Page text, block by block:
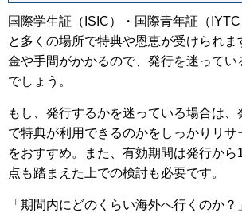
国際学生証（ISIC）・国際青年証（
と多くの場所で特典や恩恵が受けられま
金や手間がかかるので、発行を迷ってい
でしょう。
もし、発行するかを迷っている場合は、
で特典が利用できるのかをしっかりリサ
をおすすめ。また、有効期間は発行か
点も踏まえた上での検討も必要です。
「期間内にどのくらい海外へ行くのか